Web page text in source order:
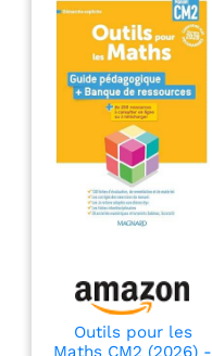
Outils pour les